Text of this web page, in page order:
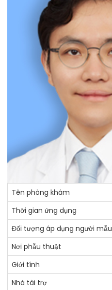
Tên phòng khám
Thời gian ứng dụng
Đối tượng áp dụng người mẫu
Nơi phẫu thuật
Giới tính
Nhà tài trợ